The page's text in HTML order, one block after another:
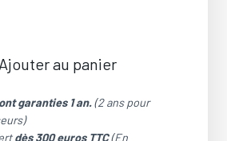
Ajouter au panier
garanties 1 an.(2 ans pour
dès 300 euros TTC(En